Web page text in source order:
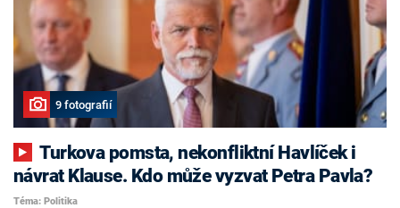
9 fotografií
Turkova pomsta, nekonfliktní Havlíček i
návrat Klause. Kdo může vyzvat Petra Pavla?
Téma: Politika